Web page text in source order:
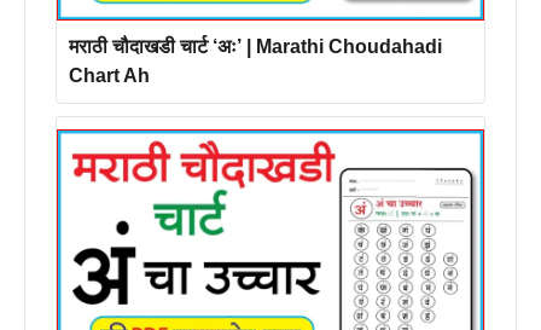
मराठी चौदाखडी चार्ट ‘अः’ | Marathi Choudahadi
Chart Ah